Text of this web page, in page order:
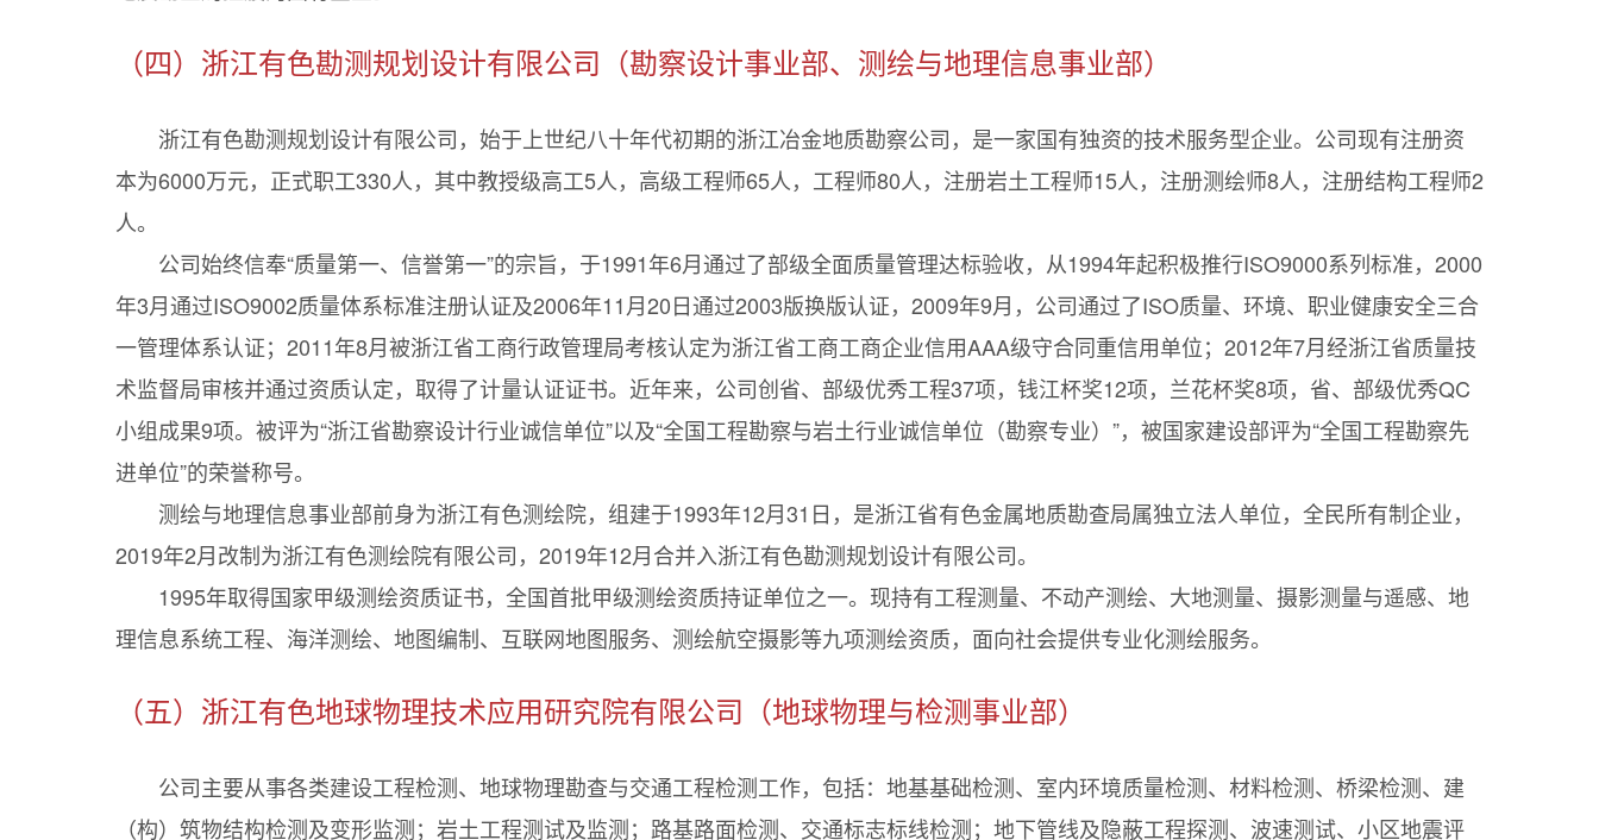
（四）浙江有色勘测规划设计有限公司（勘察设计事业部、测绘与地理信息事业部）
浙江有色勘测规划设计有限公司，始于上世纪八十年代初期的浙江冶金地质勘察公司，是一家国有独资的技术服务型企业。公司现有注册资
本为6000万元，正式职工330人，其中教授级高工5人，高级工程师65人，工程师80人，注册岩土工程师15人，注册测绘师8人，注册结构工程师2
人。
公司始终信奉“质量第一、信誉第一”的宗旨，于1991年6月通过了部级全面质量管理达标验收，从1994年起积极推行ISO9000系列标准，2000
年3月通过ISO9002质量体系标准注册认证及2006年11月20日通过2003版换版认证，2009年9月，公司通过了ISO质量、环境、职业健康安全三合
一管理体系认证；2011年8月被浙江省工商行政管理局考核认定为浙江省工商工商企业信用AAA级守合同重信用单位；2012年7月经浙江省质量技
术监督局审核并通过资质认定，取得了计量认证证书。近年来，公司创省、部级优秀工程37项，钱江杯奖12项，兰花杯奖8项，省、部级优秀QC
小组成果9项。被评为“浙江省勘察设计行业诚信单位”以及“全国工程勘察与岩土行业诚信单位（勘察专业）”，被国家建设部评为“全国工程勘察先
进单位”的荣誉称号。
测绘与地理信息事业部前身为浙江有色测绘院，组建于1993年12月31日，是浙江省有色金属地质勘查局属独立法人单位，全民所有制企业，
2019年2月改制为浙江有色测绘院有限公司，2019年12月合并入浙江有色勘测规划设计有限公司。
1995年取得国家甲级测绘资质证书，全国首批甲级测绘资质持证单位之一。现持有工程测量、不动产测绘、大地测量、摄影测量与遥感、地
理信息系统工程、海洋测绘、地图编制、互联网地图服务、测绘航空摄影等九项测绘资质，面向社会提供专业化测绘服务。
（五）浙江有色地球物理技术应用研究院有限公司（地球物理与检测事业部）
公司主要从事各类建设工程检测、地球物理勘查与交通工程检测工作，包括：地基基础检测、室内环境质量检测、材料检测、桥梁检测、建
（构）筑物结构检测及变形监测；岩土工程测试及监测；路基路面检测、交通标志标线检测；地下管线及隐蔽工程探测、波速测试、小区地震评